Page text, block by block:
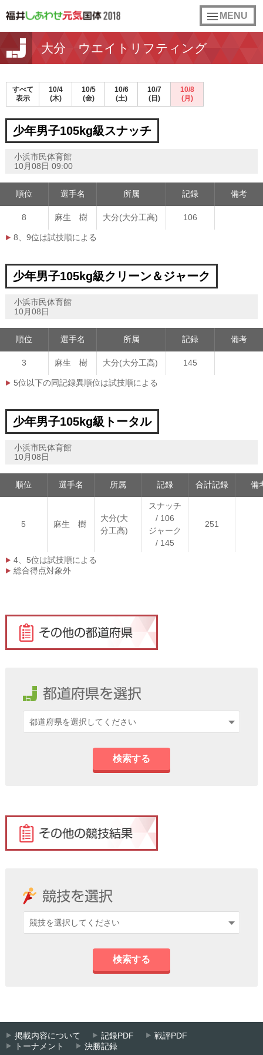
toggle
navigation
MENU
大分 ウエイトリフティング
すべて
表示
10/4
(木)
10/5
(金)
10/6
(土)
10/7
(日)
10/8
(月)
少年男子105kg級スナッチ
小浜市民体育館
10月08日 09:00
順位 選手名 所属 記録 備考
8 麻生 樹 大分(大分工高) 106
8、9位は試技順による
少年男子105kg級クリーン＆ジャーク
小浜市民体育館
10月08日
順位 選手名 所属 記録 備考
3 麻生 樹 大分(大分工高) 145
5位以下の同記録異順位は試技順による
少年男子105kg級トータル
小浜市民体育館
10月08日
順位 選手名 所属 記録 合計記録 備
5 麻生 樹
大分(大
分工高)
スナッチ
/ 106
ジャーク
/ 145
251
4、5位は試技順による
総合得点対象外
検索する
検索する
掲載内容について 記録PDF
戦評PDF
トーナメント
決勝記録